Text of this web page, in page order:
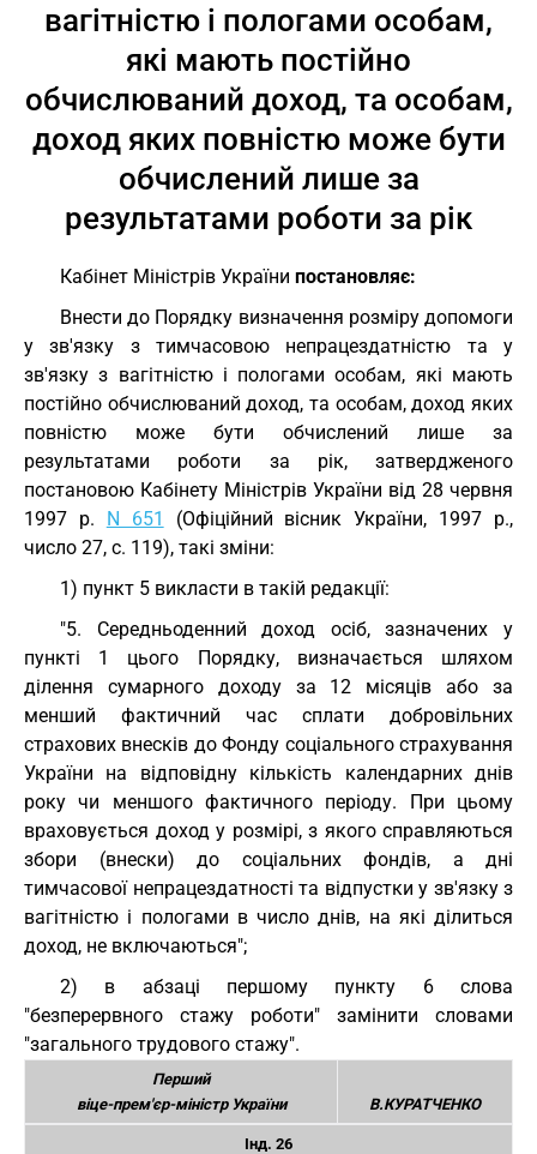
вагітністю і пологами особам,
які мають постійно
обчислюваний доход, та особам,
доход яких повністю може бути
обчислений лише за
результатами роботи за рік
Кабінет Міністрів України постановляє:
Внести до Порядку визначення розміру допомоги
у зв'язку з тимчасовою непрацездатністю та у
зв'язку з вагітністю і пологами особам, які мають
постійно обчислюваний доход, та особам, доход яких
повністю може бути обчислений лише за
результатами роботи за рік, затвердженого
постановою Кабінету Міністрів України від 28 червня
1997 р. N 651
(Офіційний вісник України, 1997 р.,
число 27, с. 119), такі зміни:
1) пункт 5 викласти в такій редакції:
"5. Середньоденний доход осіб, зазначених у
пункті 1 цього Порядку, визначається шляхом
ділення сумарного доходу за 12 місяців або за
менший фактичний час сплати добровільних
страхових внесків до Фонду соціального страхування
України на відповідну кількість календарних днів
року чи меншого фактичного періоду. При цьому
враховується доход у розмірі, з якого справляються
збори (внески) до соціальних фондів, а дні
тимчасової непрацездатності та відпустки у зв'язку з
вагітністю і пологами в число днів, на які ділиться
доход, не включаються";
2) в абзаці першому пункту 6 слова
"безперервного стажу роботи" замінити словами
"загального трудового стажу".
Перший
віце-прем'єр-міністр України
В.КУРАТЧЕНКО
Інд. 26